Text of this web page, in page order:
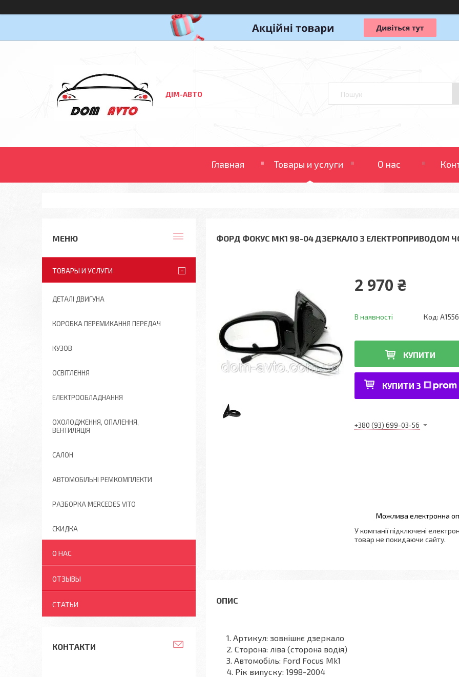
ДІМ-АВТО
Главная Товары и услуги О нас
ФОРД ФОКУС МК1 98-04 ДЗЕРКАЛО З ЕЛЕКТРОПРИВОДОМ
2 970 ₴
В наявності Код:
КУПИТИ
КУПИТИ З
+380 (93) 699-03-56
У компанії підключені
товар не покидаючи сайту.
Артикул: зовнішнє дзеркало
Сторона: ліва (сторона водія)
Автомобіль: Ford Focus Mk1
Рік випуску: 1998-2004
ТОВАРЫ И УСЛУГИ
ДЕТАЛІ ДВИГУНА
КОРОБКА ПЕРЕМИКАННЯ ПЕРЕДАЧ
КУЗОВ
ОСВІТЛЕННЯ
ЕЛЕКТРООБЛАДНАННЯ
ОХОЛОДЖЕННЯ, ОПАЛЕННЯ,
ВЕНТИЛЯЦІЯ
САЛОН
АВТОМОБІЛЬНІ РЕМКОМПЛЕКТИ
РАЗБОРКА MERCEDES VITO
СКИДКА
О НАС
ОТЗЫВЫ
СТАТЬИ
КОНТАКТИ